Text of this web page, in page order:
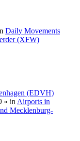
Daily Movements
(XFW)
(EDVH)
» in Airports in
Mecklenburg-